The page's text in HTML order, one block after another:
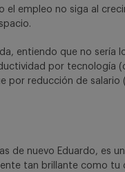
el empleo no siga al
entiendo que no sería
por tecnología
por reducción de salario
de nuevo Eduardo, es
tan brillante como tu